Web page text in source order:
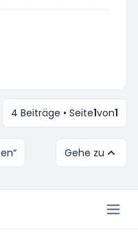
Einstellungen
4 Beiträge • Seite1von1
Gehe zu